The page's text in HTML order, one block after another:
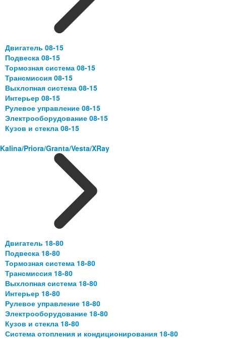
Двигатель 08-15
Подвеска 08-15
Тормозная система 08-15
Трансмиссия 08-15
Выхлопная система 08-15
Интерьер 08-15
Рулевое управление 08-15
Электрооборудование 08-15
Кузов и стекла 08-15
Kalina/Priora/Granta/Vesta/XRay
Двигатель 18-80
Подвеска 18-80
Тормозная система 18-80
Трансмиссия 18-80
Выхлопная система 18-80
Интерьер 18-80
Рулевое управление 18-80
Электрооборудование 18-80
Кузов и стекла 18-80
Система отопления и кондиционирования 18-80